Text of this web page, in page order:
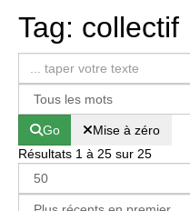
Tag: collectif
Go
Mise à zéro
Résultats 1 à 25 sur 25